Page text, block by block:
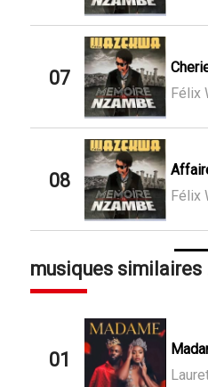
07
Félix
08
Félix
musiques similaires
01